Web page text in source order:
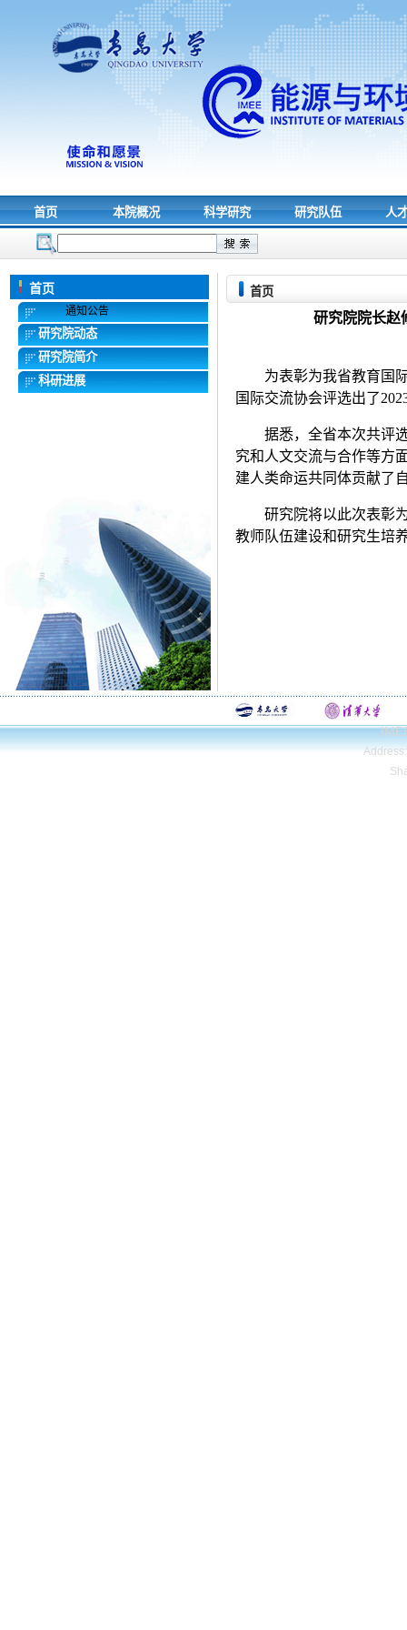
首页 本院概况 科学研究 研究队伍 人
首页
通知公告
研究院动态
研究院简介
科研进展
首页
研究院院长赵
为表彰为我省教育国
国际交流协会评选出了
据悉，全省本次共评
究和人文交流与合作等方
建人类命运共同体贡献了
研究院将以此次表彰
教师队伍建设和研究生培